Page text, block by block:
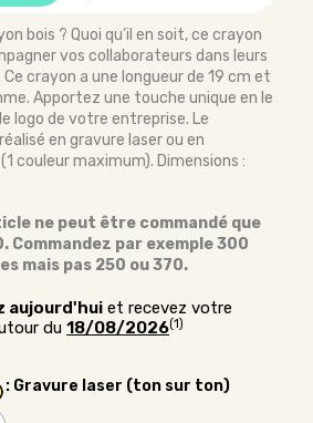
bois ? Quoi qu’il en soit, ce crayon
vos collaborateurs dans leurs
crayon a une longueur de 19 cm et
Apportez une touche unique en le
logo de votre entreprise. Le
en gravure laser ou en
couleur maximum). Dimensions :
ne peut être commandé que
Commandez par exemple 300
mais pas 250 ou 370.
aujourd'hui et recevez votre
du 18/08/2026(1)
: Gravure laser (ton sur ton)